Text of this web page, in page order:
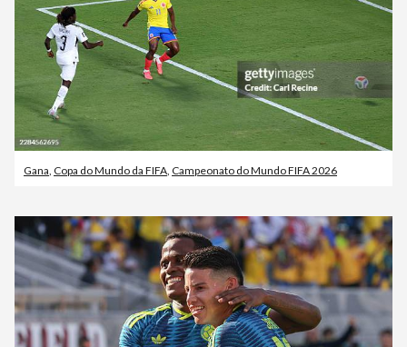
Gana Copa do Mundo da FIFA Campeonato do Mundo FIFA 2026